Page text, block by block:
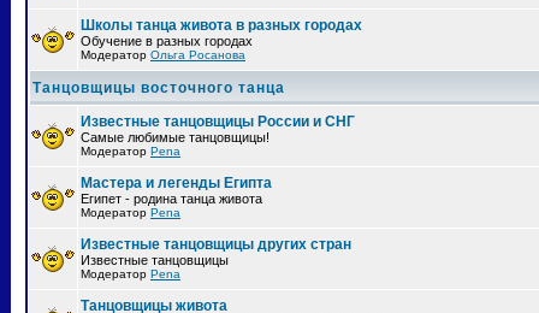
Школы танца живота в разных городах
Обучение в разных городах
Модератор Ольга Росанова
Танцовщицы восточного танца
Известные танцовщицы России и СНГ
Самые любимые танцовщицы!
Модератор Pena
Мастера и легенды Египта
Египет - родина танца живота
Модератор Pena
Известные танцовщицы других стран
Известные танцовщицы
Модератор Pena
Танцовщицы живота